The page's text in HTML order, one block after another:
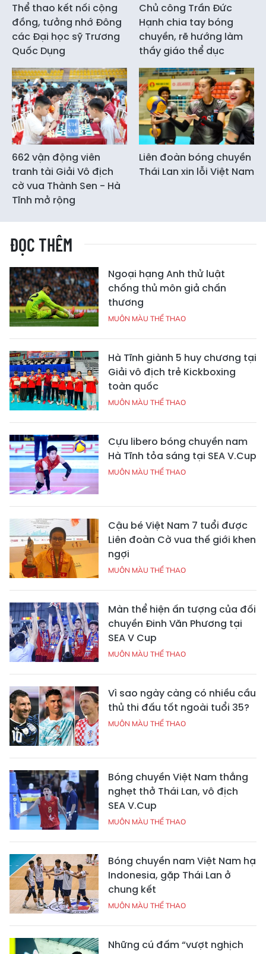
Thể thao kết nối cộng
đồng, tưởng nhớ Đông
các Đại học sỹ Trương
Quốc Dụng
Chủ công Trần Đức
Hạnh chia tay bóng
chuyền, rẽ hướng làm
thầy giáo thể dục
662 vận động viên
tranh tài Giải Vô địch
cờ vua Thành Sen - Hà
Tĩnh mở rộng
Liên đoàn bóng chuyền
Thái Lan xin lỗi Việt Nam
ĐỌC THÊM
Ngoại hạng Anh thử luật
chống thủ môn giả chấn
thương
MUÔN MÀU THỂ THAO
Hà Tĩnh giành 5 huy chương tại
Giải vô địch trẻ Kickboxing
toàn quốc
MUÔN MÀU THỂ THAO
Cựu libero bóng chuyền nam
Hà Tĩnh tỏa sáng tại SEA V.Cup
MUÔN MÀU THỂ THAO
Cậu bé Việt Nam 7 tuổi được
Liên đoàn Cờ vua thế giới khen
ngợi
MUÔN MÀU THỂ THAO
Màn thể hiện ấn tượng của đối
chuyền Đinh Văn Phương tại
SEA V Cup
MUÔN MÀU THỂ THAO
Vì sao ngày càng có nhiều cầu
thủ thi đấu tốt ngoài tuổi 35?
MUÔN MÀU THỂ THAO
Bóng chuyền Việt Nam thắng
nghẹt thở Thái Lan, vô địch
SEA V.Cup
MUÔN MÀU THỂ THAO
Bóng chuyền nam Việt Nam hạ
Indonesia, gặp Thái Lan ở
chung kết
MUÔN MÀU THỂ THAO
Những cú đấm “vượt nghịch